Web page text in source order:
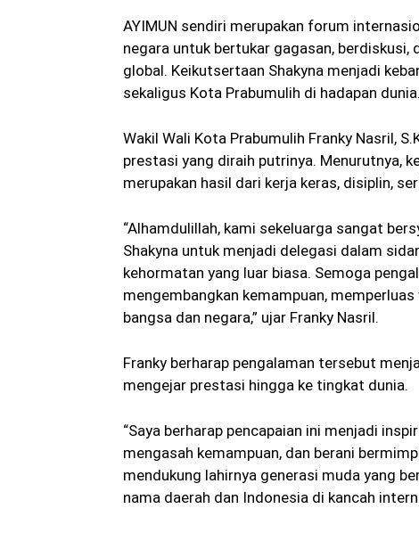
AYIMUN sendiri merupakan forum
negara untuk bertukar gagasan,
global. Keikutsertaan Shakyna menjadi
sekaligus Kota Prabumulih di hadapan dunia.
Wakil Wali Kota Prabumulih Franky Nasril,
prestasi yang diraih putrinya. Menurutnya,
merupakan hasil dari kerja keras, disiplin,
“Alhamdulillah, kami sekeluarga sangat
Shakyna untuk menjadi delegasi dalam
kehormatan yang luar biasa. Semoga
mengembangkan kemampuan,
bangsa dan negara,” ujar Franky Nasril.
Franky berharap pengalaman tersebut
mengejar prestasi hingga ke tingkat dunia.
“Saya berharap pencapaian ini menjadi
mengasah kemampuan, dan berani
mendukung lahirnya generasi muda yang
nama daerah dan Indonesia di kancah